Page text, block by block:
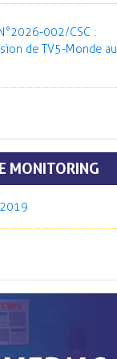
002/CSC :
de TV5-Monde au
MONITORING